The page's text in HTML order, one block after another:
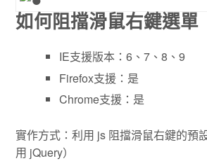
如何阻擋滑鼠右鍵選單
IE支援版本：6、7、8、9
Firefox支援：是
Chrome支援：是
實作方式：利用 js 阻擋滑鼠右鍵的預
用 jQuery）